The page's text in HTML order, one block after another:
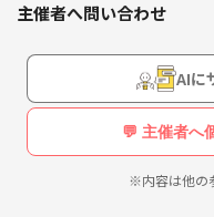
主催者へ問い合わせ
AIに
💬 主催者へ
※内容は他の